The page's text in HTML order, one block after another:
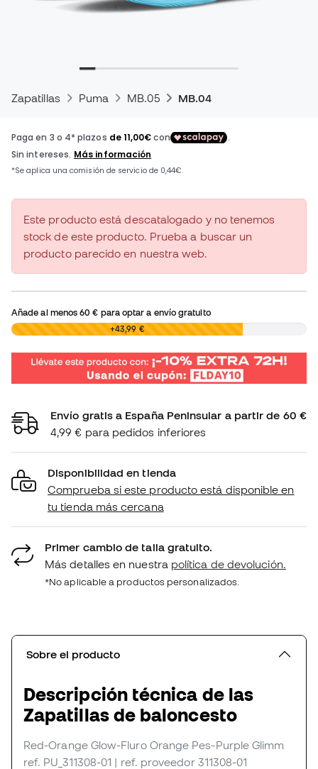
Zapatillas Puma MB.05 MB.04
Este producto está descatalogado y no tenemos
stock de este producto. Prueba a buscar un
producto parecido en nuestra web.
Añade al menos60 € para optar a envío gratuito
0,00 € +43,99 €
Envío gratis a España Peninsular a partir de 60 €
4,99 € para pedidos inferiores
Disponibilidad en tienda
Comprueba si este producto está disponible en
tu tienda más cercana
Primer cambio de talla gratuito.
Más detalles en nuestra política de devolución.
*No aplicable a productos personalizados.
Sobre el producto
Descripción técnica de las
Zapatillas de baloncesto
Red-Orange Glow-Fluro Orange Pes-Purple Glimm
ref. PU_311308-01 | ref. proveedor 311308-01